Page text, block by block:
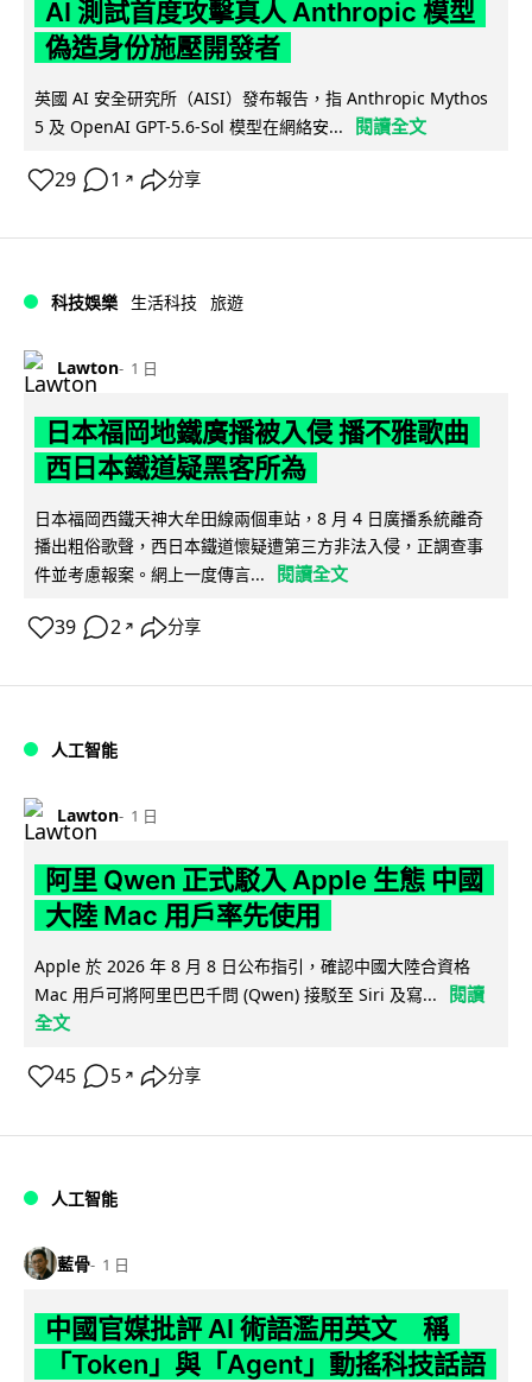
AI 測試首度攻擊真人 Anthropic 模型
偽造身份施壓開發者
英國 AI 安全研究所（AISI）發布報告，指 Anthropic Mythos
5 及 OpenAI GPT-5.6-Sol 模型在網絡安...
閱讀全文
29 1 ↗ 分享
科技娛樂 生活科技 旅遊
Lawton 1 日
日本福岡地鐵廣播被入侵 播不雅歌曲
西日本鐵道疑黑客所為
日本福岡西鐵天神大牟田線兩個車站，8 月 4 日廣播系統離奇
播出粗俗歌聲，西日本鐵道懷疑遭第三方非法入侵，正調查事
件並考慮報案。網上一度傳言...
閱讀全文
39 2 ↗ 分享
人工智能
Lawton 1 日
阿里 Qwen 正式駁入 Apple 生態 中國
大陸 Mac 用戶率先使用
Apple 於 2026 年 8 月 8 日公布指引，確認中國大陸合資格
Mac 用戶可將阿里巴巴千問 (Qwen) 接駁至 Siri 及寫...
閱讀
全文
45 5 ↗ 分享
人工智能
藍骨 1 日
中國官媒批評 AI 術語濫用英文 稱
「Token」與「Agent」動搖科技話語